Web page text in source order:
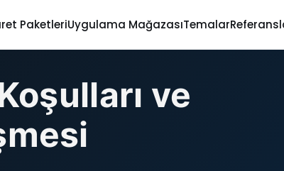
PaketleriUygulama MağazasıTemalar
ve